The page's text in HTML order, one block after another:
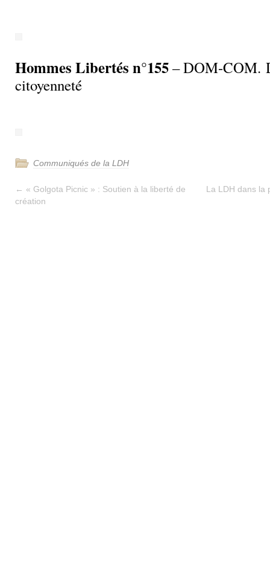
Hommes Libertés n°155– DOM-COM.
citoyenneté
Communiqués de la LDH
← « Golgota Picnic » : Soutien à la liberté de
création
La LDH dans la